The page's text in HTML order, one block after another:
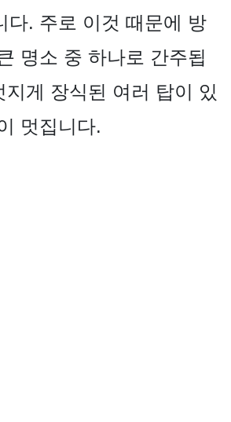
다. 주로 이것 때문에 방
명소 중 하나로 간주됩
지게 장식된 여러 탑이 있
멋집니다.